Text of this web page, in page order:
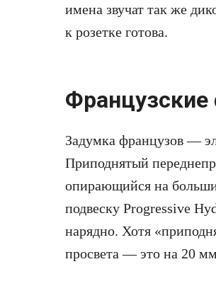
имена звучат так же
к розетке готова.
Задумка французов —
Приподнятый
опирающийся на
подвеску Progressive
нарядно. Хотя
просвета — это на 20